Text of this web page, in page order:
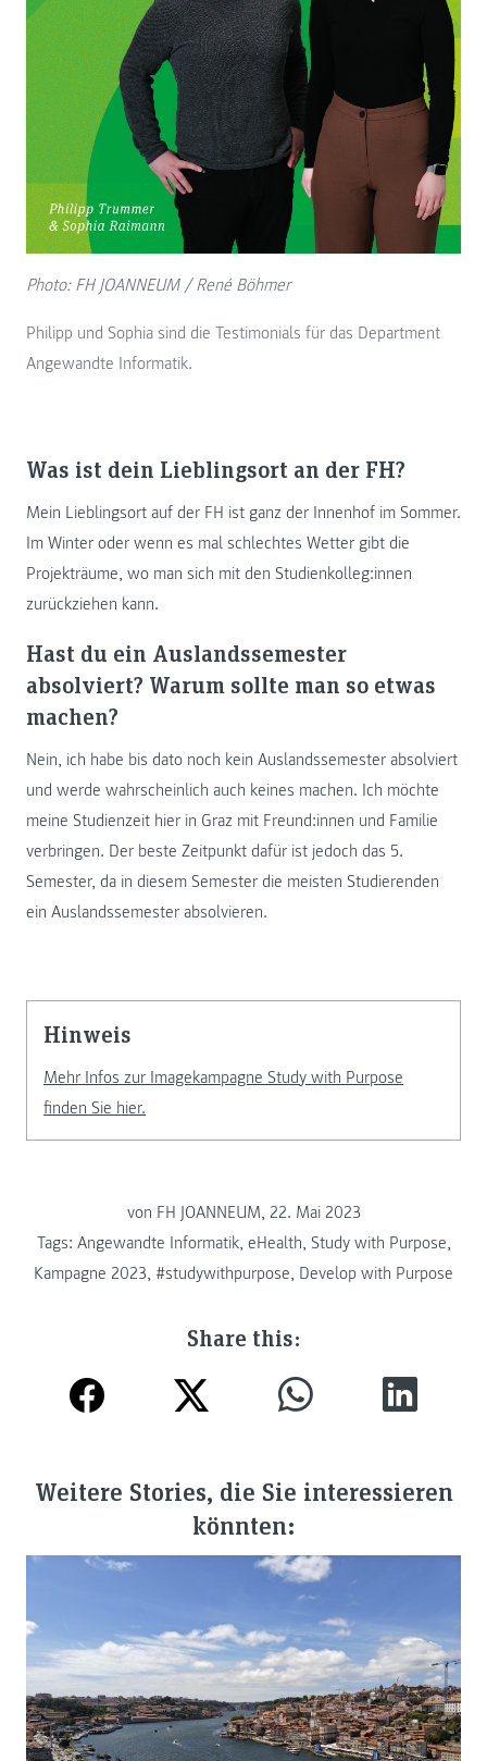
Photo: FH JOANNEUM / René Böhmer
Philipp und Sophia sind die Testimonials für das Department
Angewandte Informatik.
Was ist dein Lieblingsort an der FH?
Mein Lieblingsort auf der FH ist ganz der Innenhof im Sommer.
Im Winter oder wenn es mal schlechtes Wetter gibt die
Projekträume, wo man sich mit den Studienkolleg:innen
zurückziehen kann.
Hast du ein Auslandssemester
absolviert? Warum sollte man so etwas
machen?
Nein, ich habe bis dato noch kein Auslandssemester absolviert
und werde wahrscheinlich auch keines machen. Ich möchte
meine Studienzeit hier in Graz mit Freund:innen und Familie
verbringen. Der beste Zeitpunkt dafür ist jedoch das 5.
Semester, da in diesem Semester die meisten Studierenden
ein Auslandssemester absolvieren.
Hinweis
Mehr Infos zur Imagekampagne Study with Purpose
finden Sie hier.
von FH JOANNEUM, 22. Mai 2023
Tags: Angewandte Informatik, eHealth, Study with Purpose,
Kampagne 2023, #studywithpurpose, Develop with Purpose
Share this:
Weitere Stories, die Sie interessieren
könnten: